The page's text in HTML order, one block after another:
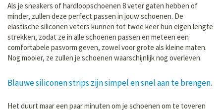
Als je sneakers of hardloopschoenen 8 veter gaten hebben of
minder, zullen deze perfect passen in jouw schoenen. De
elastische siliconen veters kunnen tot twee keer hun eigen lengte
strekken, zodat ze in alle schoenen passen en meteen een
comfortabele pasvorm geven, zowel voor grote als kleine maten.
Nog mooier, ze zullen je schoenen waarschijnlijk nog overleven.
Blauwe siliconen strips zijn simpel en snel aan te brengen.
Het duurt maar een paar minuten om je schoenen om te toveren